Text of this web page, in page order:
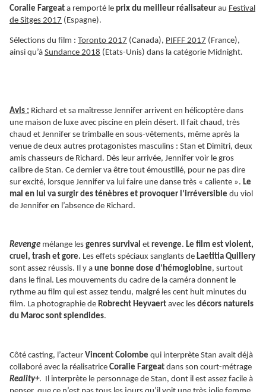
Coralie Fargeat a remporté le prix du meilleur réalisateur au Festival
de Sitges 2017 (Espagne).
Sélections du film : Toronto 2017 (Canada), PIFFF 2017 (France),
ainsi qu’à Sundance 2018 (Etats-Unis) dans la catégorie Midnight.
Avis : Richard et sa maîtresse Jennifer arrivent en hélicoptère dans
une maison de luxe avec piscine en plein désert. Il fait chaud, très
chaud et Jennifer se trimballe en sous-vêtements, même après la
venue de deux autres protagonistes masculins : Stan et Dimitri, deux
amis chasseurs de Richard. Dès leur arrivée, Jennifer voir le gros
calibre de Stan. Ce dernier va être tout émoustillé, pour ne pas dire
sur excité, lorsque Jennifer va lui faire une danse très « caliente ». Le
mal en lui va surgir des ténèbres et provoquer l’irréversible du viol
de Jennifer en l’absence de Richard.
Revenge mélange les genres survival et revenge. Le film est violent,
cruel, trash et gore. Les effets spéciaux sanglants de Laetitia Quillery
sont assez réussis. Il y a une bonne dose d’hémoglobine, surtout
dans le final. Les mouvements du cadre de la caméra donnent le
rythme au film qui est assez tendu, malgré les cent huit minutes du
film. La photographie de Robrecht Heyvaert avec les décors naturels
du Maroc sont splendides.
Côté casting, l’acteur Vincent Colombe qui interprète Stan avait déjà
collaboré avec la réalisatrice Coralie Fargeat dans son court-métrage
Reality+. Il interprète le personnage de Stan, dont il est assez facile à